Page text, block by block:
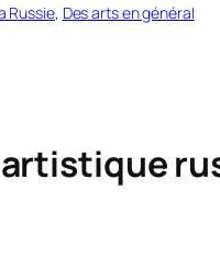
Russie, Des arts en général